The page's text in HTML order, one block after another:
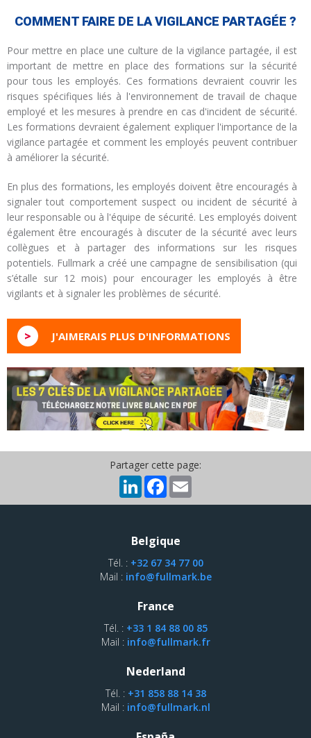
COMMENT FAIRE DE LA VIGILANCE PARTAGÉE ?
Pour mettre en place une culture de la vigilance partagée, il est
important de mettre en place des formations sur la sécurité
pour tous les employés. Ces formations devraient couvrir les
risques spécifiques liés à l'environnement de travail de chaque
employé et les mesures à prendre en cas d'incident de sécurité.
Les formations devraient également expliquer l'importance de la
vigilance partagée et comment les employés peuvent contribuer
à améliorer la sécurité.
En plus des formations, les employés doivent être encouragés à
signaler tout comportement suspect ou incident de sécurité à
leur responsable ou à l'équipe de sécurité. Les employés doivent
également être encouragés à discuter de la sécurité avec leurs
collègues et à partager des informations sur les risques
potentiels. Fullmark a créé une campagne de sensibilisation (qui
s’étalle sur 12 mois) pour encourager les employés à être
vigilants et à signaler les problèmes de sécurité.
> J'AIMERAIS PLUS D'INFORMATIONS
Partager cette page:
LinkedInFacebook
Belgique
Tél. : +32 67 34 77 00
Mail : info@fullmark.be
France
Tél. : +33 1 84 88 00 85
Mail : info@fullmark.fr
Nederland
Tél. : +31 858 88 14 38
Mail : info@fullmark.nl